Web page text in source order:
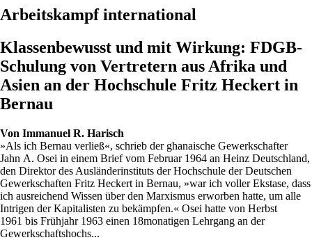
Arbeitskampf international
Klassenbewusst und mit Wirkung: FDGB-
Schulung von Vertretern aus Afrika und
Asien an der Hochschule Fritz Heckert in
Bernau
Von Immanuel R. Harisch
»Als ich Bernau verließ«, schrieb der ghanaische Gewerkschafter
Jahn A. Osei in einem Brief vom Februar 1964 an Heinz Deutschland,
den Direktor des Ausländerinstituts der Hochschule der Deutschen
Gewerkschaften Fritz Heckert in Bernau, »war ich voller Ekstase, dass
ich ausreichend Wissen über den Marxismus erworben hatte, um alle
Intrigen der Kapitalisten zu bekämpfen.« Osei hatte von Herbst
1961 bis Frühjahr 1963 einen 18monatigen Lehrgang an der
Gewerkschaftshochs...